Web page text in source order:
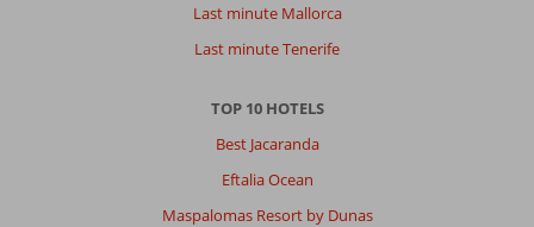
Last minute Mallorca
Last minute Tenerife
TOP 10 HOTELS
Best Jacaranda
Eftalia Ocean
Maspalomas Resort by Dunas